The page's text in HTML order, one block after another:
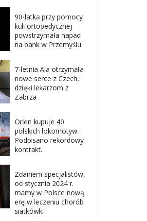
90-latka przy pomocy
kuli ortopedycznej
powstrzymała napad
na bank w Przemyślu
7-letnia Ala otrzymała
nowe serce z Czech,
dzięki lekarzom z
Zabrza
Orlen kupuje 40
polskich lokomotyw.
Podpisano rekordowy
kontrakt.
Zdaniem specjalistów,
od stycznia 2024 r.
mamy w Polsce nową
erę w leczeniu chorób
siatkówki